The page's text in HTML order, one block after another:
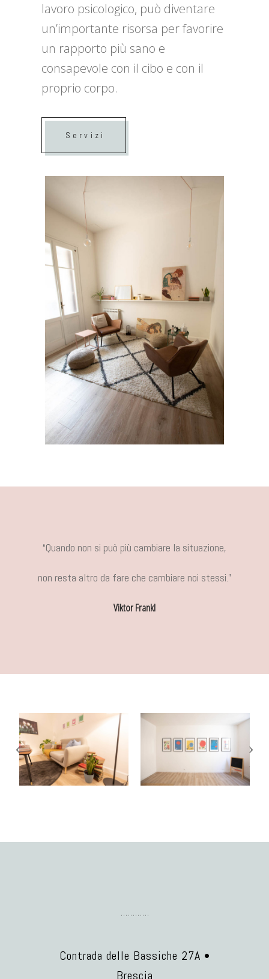
lavoro psicologico, può diventare
un’importante risorsa per favorire
un rapporto più sano e
consapevole con il cibo e con il
proprio corpo.
Servizi
“Quando non si può più cambiare la situazione,
non resta altro da fare che cambiare noi stessi.”
Viktor Frankl
Contrada delle Bassiche 27A •
Brescia